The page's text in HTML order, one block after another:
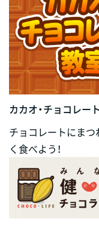
カカオ・チョコレー
チョコレートにまつ
く食べよう！